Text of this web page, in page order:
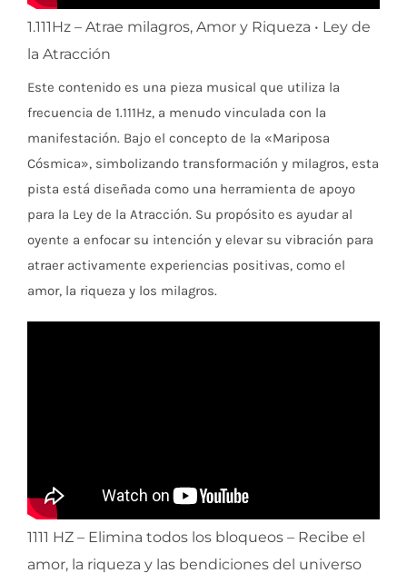
1.111Hz – Atrae milagros, Amor y Riqueza • Ley de
la Atracción
Este contenido es una pieza musical que utiliza la
frecuencia de 1.111Hz, a menudo vinculada con la
manifestación. Bajo el concepto de la «Mariposa
Cósmica», simbolizando transformación y milagros, esta
pista está diseñada como una herramienta de apoyo
para la Ley de la Atracción. Su propósito es ayudar al
oyente a enfocar su intención y elevar su vibración para
atraer activamente experiencias positivas, como el
amor, la riqueza y los milagros.
1111 HZ – Elimina todos los bloqueos – Recibe el
amor, la riqueza y las bendiciones del universo